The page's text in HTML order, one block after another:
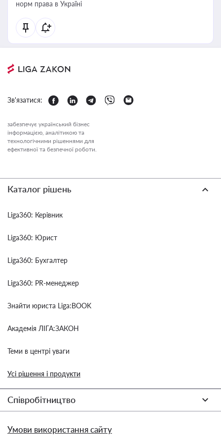
норм права в Україні
Зв'язатися:
забезпечує український бізнес
інформацією, аналітикою та
технологічними рішеннями для
ефективної та безпечної роботи.
Каталог рішень
Liga360: Керівник
Liga360: Юрист
Liga360: Бухгалтер
Liga360: PR-менеджер
Знайти юриста Liga:BOOK
Академія ЛІГА:ЗАКОН
Теми в центрі уваги
Усі рішення і продукти
Співробітництво
Умови використання сайту